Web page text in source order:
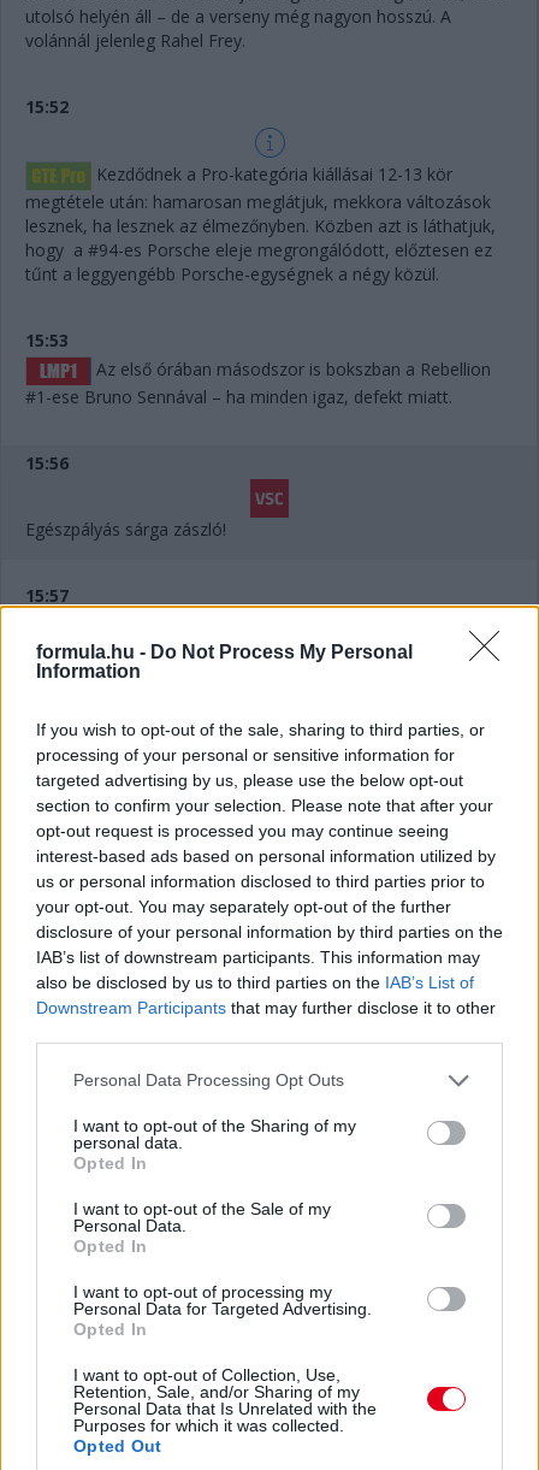
formula.hu - Do Not Process My Personal
Information
If you wish to opt-out of the sale, sharing to third parties, or
processing of your personal or sensitive information for
targeted advertising by us, please use the below opt-out
section to confirm your selection. Please note that after your
opt-out request is processed you may continue seeing
interest-based ads based on personal information utilized by
us or personal information disclosed to third parties prior to
your opt-out. You may separately opt-out of the further
disclosure of your personal information by third parties on the
IAB’s list of downstream participants. This information may
also be disclosed by us to third parties on the IAB’s List of
Downstream Participants that may further disclose it to other
Please note that this website/app uses one or more Google
not limited to your visit or usage behaviour. You may click to
grant or deny consent to Google and its third-party tags to
use your data for below specified purposes in below Google
consent section.
Personal Data Processing Opt Outs
I want to opt-out of the Sharing of my
personal data.
Opted In
I want to opt-out of the Sale of my
Personal Data.
Opted In
I want to opt-out of processing my
Personal Data for Targeted Advertising.
Opted In
I want to opt-out of Collection, Use,
Retention, Sale, and/or Sharing of my
Personal Data that Is Unrelated with the
Purposes for which it was collected.
Opted Out
utolsó helyén áll – de a verseny még nagyon hosszú. A
volánnál jelenleg Rahel Frey.
15:52
Kezdődnek a Pro-kategória kiállásai 12-13 kör
megtétele után: hamarosan meglátjuk, mekkora változások
lesznek, ha lesznek az élmezőnyben. Közben azt is láthatjuk,
hogy a #94-es Porsche eleje megrongálódott, előztesen ez
tűnt a leggyengébb Porsche-egységnek a négy közül.
15:53
Az első órában másodszor is bokszban a Rebellion
#1-ese Bruno Sennával – ha minden igaz, defekt miatt.
15:56
Egészpályás sárga zászló!
15:57
Látványos megpördülés a pole-ból rajtoló, s a
15:58
Hoshino tovább tudott menni, el is engedik a mezőnyt.
15:59
Nagyot bukott a Pro éléről induló dán Aston. Nicki
Thiim már csak a 7. helyért küzd az első óra végén. A
kategória élén Estre támadja Antonio Garcia Corvette-jét,
mögöttük pedig a #93-as Porsche igyekszik előre Tandyvel.
történetének leggyorsabb versenykörét és első egészpályás
sárga zászlóját láthattuk – a más sorozatokból ismert
"enyhébb" esetekre vezették be, működése gyakorlatilag
megegyezik a virtuális safety carral, épp ezért ezzel a logóval
is fogjuk jelölni.
Toyota a #8-as előtt, Menezes 35 (Rebellion #3), Petrov 47
(SMP #11) szekundummal mögöttük.